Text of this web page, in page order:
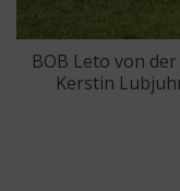
BOB Leto von
Kerstin